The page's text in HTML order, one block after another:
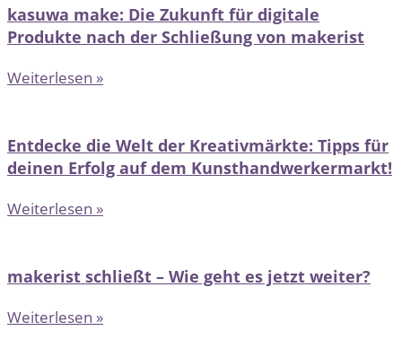
kasuwa make: Die Zukunft für digitale
Produkte nach der Schließung von makerist
Weiterlesen »
Entdecke die Welt der Kreativmärkte: Tipps für
deinen Erfolg auf dem Kunsthandwerkermarkt!
Weiterlesen »
makerist schließt – Wie geht es jetzt weiter?
Weiterlesen »